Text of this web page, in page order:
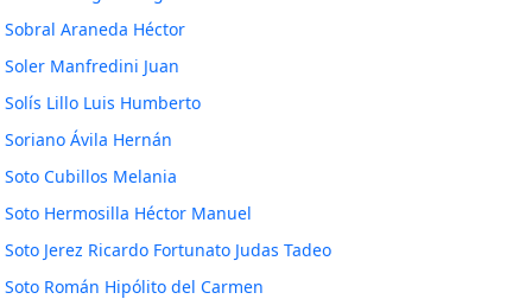
Sobral Araneda Héctor
Soler Manfredini Juan
Solís Lillo Luis Humberto
Soriano Ávila Hernán
Soto Cubillos Melania
Soto Hermosilla Héctor Manuel
Soto Jerez Ricardo Fortunato Judas Tadeo
Soto Román Hipólito del Carmen